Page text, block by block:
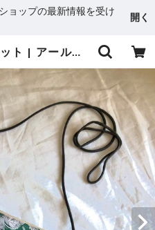
ョップの最新情報を受け
開く
リバティ ポシェット | アールプラススリーカーム